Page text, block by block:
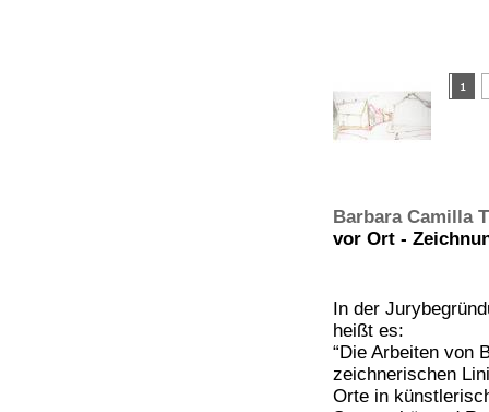
Barbara Camilla
vor Ort -
In der
heißt es:
“Die Arbeiten von
zeichnerischen
Orte in